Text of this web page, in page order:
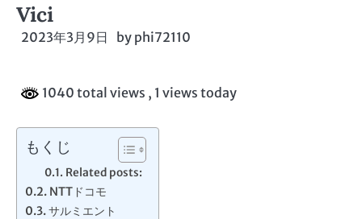
Vici
2023年3月9日 by phi72110
1040 total views , 1 views today
もくじ
Related posts:
NTTドコモ
サルミエント